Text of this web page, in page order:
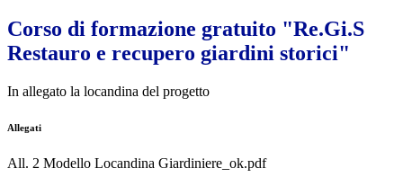
Corso di formazione gratuito "Re.Gi.S
Restauro e recupero giardini storici"
In allegato la locandina del progetto
Allegati
All. 2 Modello Locandina Giardiniere_ok.pdf